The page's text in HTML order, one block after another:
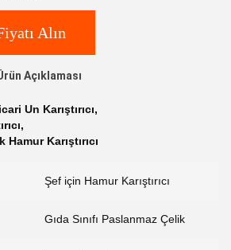
Alın
Açıklaması
Un Karıştırıcı,
,
Karıştırıcı
Şef için Hamur Karıştırıcı
Gıda Sınıfı Paslanmaz Çelik